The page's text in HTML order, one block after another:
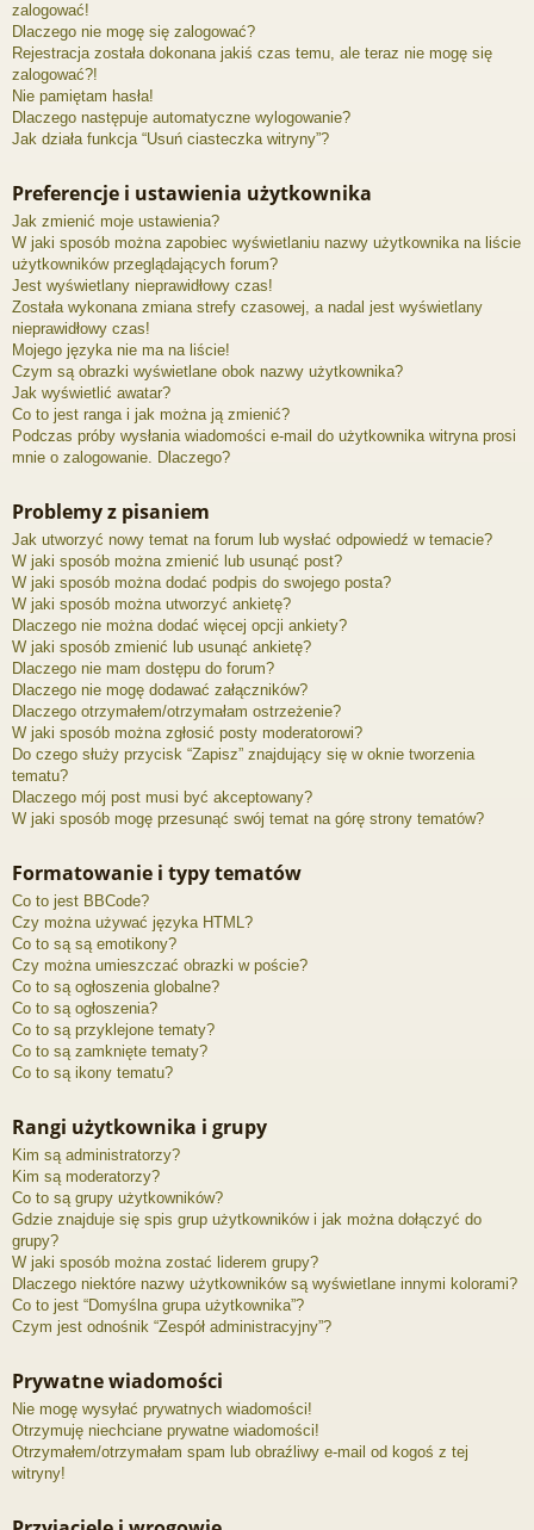
zalogować!
Dlaczego nie mogę się zalogować?
Rejestracja została dokonana jakiś czas temu, ale teraz nie mogę się
zalogować?!
Nie pamiętam hasła!
Dlaczego następuje automatyczne wylogowanie?
Jak działa funkcja “Usuń ciasteczka witryny”?
Preferencje i ustawienia użytkownika
Jak zmienić moje ustawienia?
W jaki sposób można zapobiec wyświetlaniu nazwy użytkownika na liście
użytkowników przeglądających forum?
Jest wyświetlany nieprawidłowy czas!
Została wykonana zmiana strefy czasowej, a nadal jest wyświetlany
nieprawidłowy czas!
Mojego języka nie ma na liście!
Czym są obrazki wyświetlane obok nazwy użytkownika?
Jak wyświetlić awatar?
Co to jest ranga i jak można ją zmienić?
Podczas próby wysłania wiadomości e-mail do użytkownika witryna prosi
mnie o zalogowanie. Dlaczego?
Problemy z pisaniem
Jak utworzyć nowy temat na forum lub wysłać odpowiedź w temacie?
W jaki sposób można zmienić lub usunąć post?
W jaki sposób można dodać podpis do swojego posta?
W jaki sposób można utworzyć ankietę?
Dlaczego nie można dodać więcej opcji ankiety?
W jaki sposób zmienić lub usunąć ankietę?
Dlaczego nie mam dostępu do forum?
Dlaczego nie mogę dodawać załączników?
Dlaczego otrzymałem/otrzymałam ostrzeżenie?
W jaki sposób można zgłosić posty moderatorowi?
Do czego służy przycisk “Zapisz” znajdujący się w oknie tworzenia
tematu?
Dlaczego mój post musi być akceptowany?
W jaki sposób mogę przesunąć swój temat na górę strony tematów?
Formatowanie i typy tematów
Co to jest BBCode?
Czy można używać języka HTML?
Co to są są emotikony?
Czy można umieszczać obrazki w poście?
Co to są ogłoszenia globalne?
Co to są ogłoszenia?
Co to są przyklejone tematy?
Co to są zamknięte tematy?
Co to są ikony tematu?
Rangi użytkownika i grupy
Kim są administratorzy?
Kim są moderatorzy?
Co to są grupy użytkowników?
Gdzie znajduje się spis grup użytkowników i jak można dołączyć do
grupy?
W jaki sposób można zostać liderem grupy?
Dlaczego niektóre nazwy użytkowników są wyświetlane innymi kolorami?
Co to jest “Domyślna grupa użytkownika”?
Czym jest odnośnik “Zespół administracyjny”?
Prywatne wiadomości
Nie mogę wysyłać prywatnych wiadomości!
Otrzymuję niechciane prywatne wiadomości!
Otrzymałem/otrzymałam spam lub obraźliwy e-mail od kogoś z tej
witryny!